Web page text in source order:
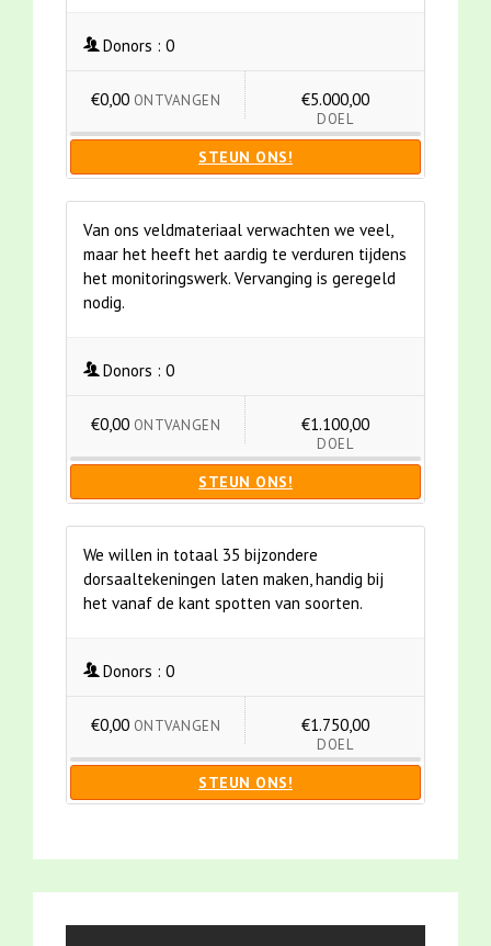
Donors : 0
€0,00 ONTVANGEN €5.000,00
DOEL
STEUN ONS!
Van ons veldmateriaal verwachten we veel,
maar het heeft het aardig te verduren tijdens
het monitoringswerk. Vervanging is geregeld
nodig.
Donors : 0
€0,00 ONTVANGEN €1.100,00
DOEL
STEUN ONS!
We willen in totaal 35 bijzondere
dorsaaltekeningen laten maken, handig bij
het vanaf de kant spotten van soorten.
Donors : 0
€0,00 ONTVANGEN €1.750,00
DOEL
STEUN ONS!